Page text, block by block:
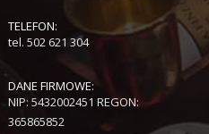
TELEFON:
tel. 502 621 304
DANE FIRMOWE:
NIP: 5432002451 REGON:
365865852